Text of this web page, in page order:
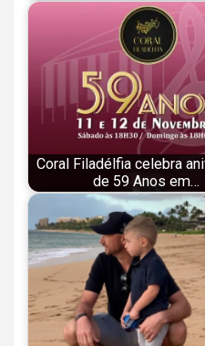
Coral Filadélfia celebra
de 59 Anos em…